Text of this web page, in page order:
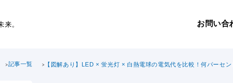
来。 お問い合
記事一覧 【図解あり】LED × 蛍光灯 × 白熱電球の電気代を比較！何パーセン